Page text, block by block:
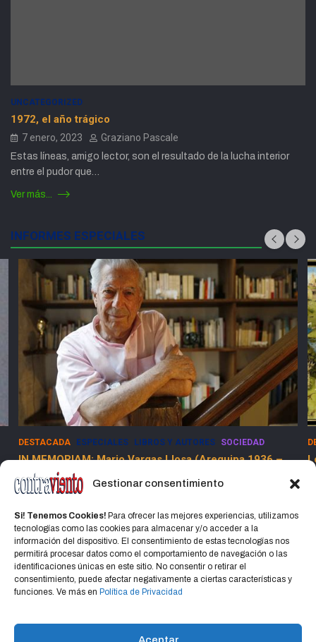
Gestionar consentimiento
Si! Tenemos Cookies! Para ofrecer las mejores experiencias, utilizamos
tecnologías como las cookies para almacenar y/o acceder a la
información del dispositivo. El consentimiento de estas tecnologías nos
permitirá procesar datos como el comportamiento de navegación o las
identificaciones únicas en este sitio. No consentir o retirar el
consentimiento, puede afectar negativamente a ciertas características y
funciones. Ve más en Política de Privacidad
Aceptar
UNCATEGORIZED
1972, el año trágico
7 enero, 2023 Graziano Pascale
Estas líneas, amigo lector, son el resultado de la lucha interior
entre el pudor que…
Ver más...
INFORMES ESPECIALES
DESTACADA ESPECIALES SOCIEDAD
Los Dolores de la Guerra Flamenca
13 marzo, 2025 Jorge Martinez Jorge
Home Política de privacidad
CONTACTO